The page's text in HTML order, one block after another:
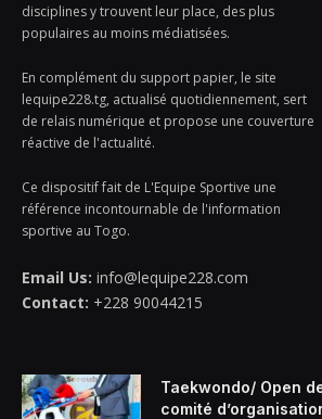
disciplines y trouvent leur place, des plus
populaires au moins médiatisées.
En complément du support papier, le site
lequipe228.tg, actualisé quotidiennement, sert
de relais numérique et propose une couverture
réactive de l'actualité.
Ce dispositif fait de L'Equipe Sportive une
référence incontournable de l'information
sportive au Togo.
Email Us: info@lequipe228.com
Contact: +228 90044215
Taekwondo/ Open
comité